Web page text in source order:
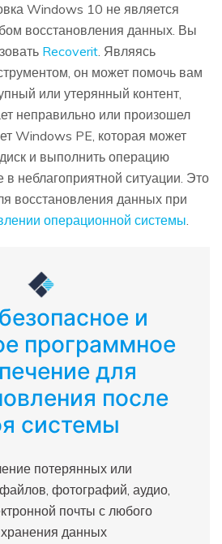
Windows 10 не является
восстановления данных. Вы
Recoverit. Являясь
он может помочь вам
или утерянный контент,
неправильно или произошел
Windows PE, которая может
и выполнить операцию
неблагоприятной ситуации. Это
восстановления данных при
операционной системы.
и
программное
для
после
системы
потерянных или
фотографий, аудио,
почты с любого
хранения данных